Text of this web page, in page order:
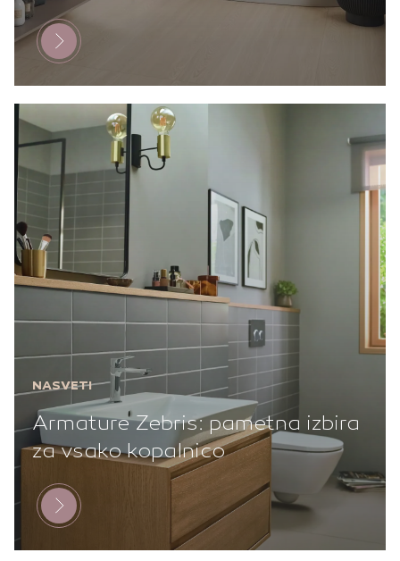
NASVETI
Armature Zebris: pametna izbira
za vsako kopalnico